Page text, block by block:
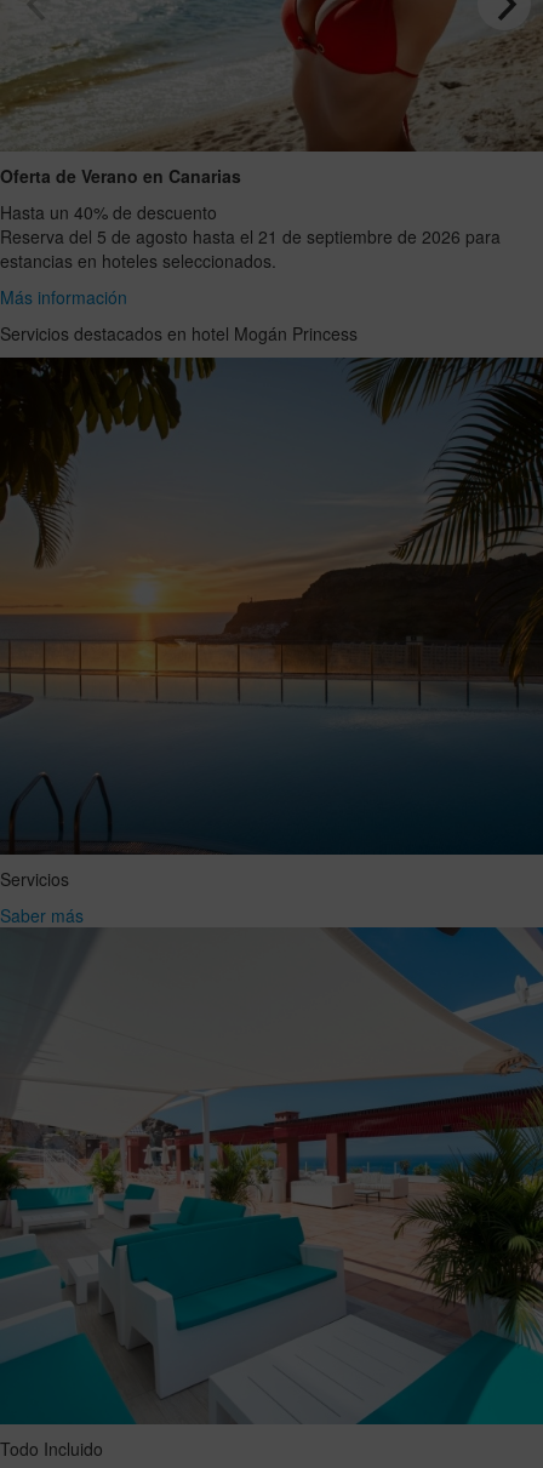
Oferta de Verano en Canarias
Hasta un 40% de descuento
Reserva del 5 de agosto hasta el 21 de septiembre de 2026 para
estancias en hoteles seleccionados.
Más información
Servicios destacados en hotel Mogán Princess
Servicios
Saber más
Todo Incluido